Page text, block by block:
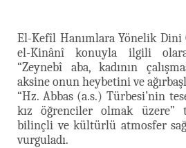
El-Kefîl Hanımlara Yönelik Dini
el-Kinânî konuyla ilgili
“Zeynebî aba, kadının
aksine onun heybetini ve
“Hz. Abbas (a.s.) Türbesi’nin
kız öğrenciler olmak
bilinçli ve kültürlü atmosfer
vurguladı.